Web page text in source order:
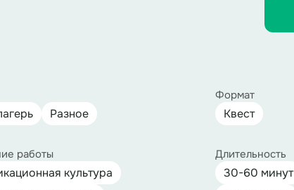
Разное
Формат
Квест
работы
культура
Длительность
30-60 минут